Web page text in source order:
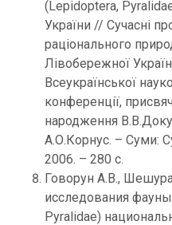
(Lepidoptera,
України // Сучасні
раціонального
Лівобережної
Всеукраїнської
конференції,
народження
А.О.Корнус. – Суми:
2006. – 280 с.
Говорун А.В.,
исследования
Pyralidae)